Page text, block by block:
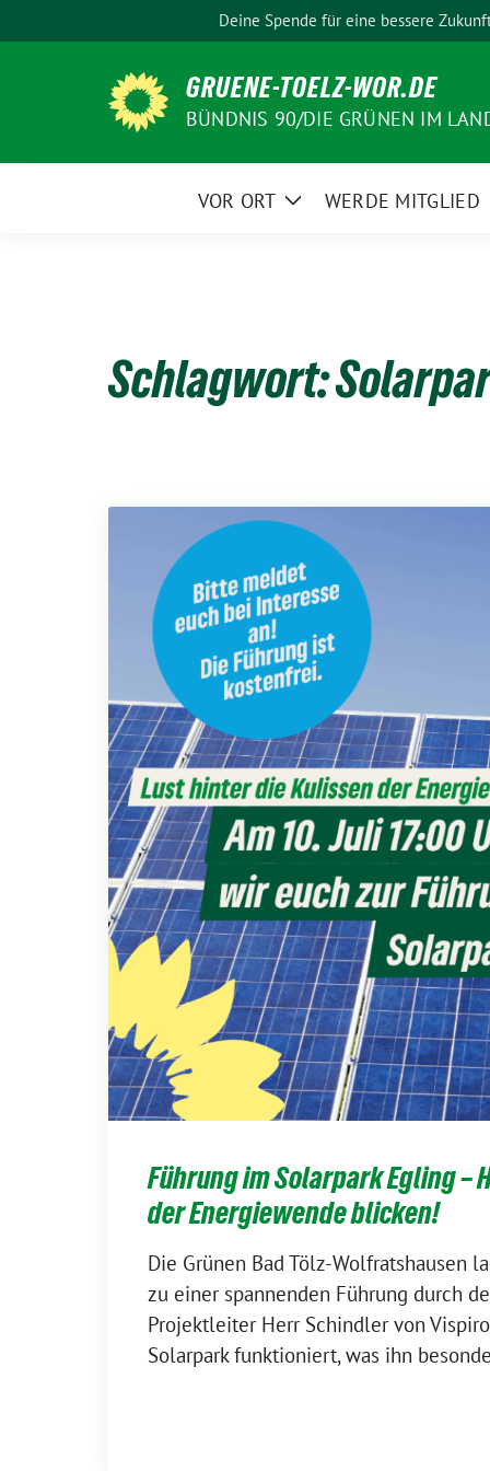
zum
Deine Spende für eine bessere
GRUENE-TOELZ-WOR.DE
BÜNDNIS 90/DIE GRÜNEN IM
VOR ORT
ZeigeWERDE MITGLIED
Schlagwort:
Führung im Solarpark Egling –
der Energiewende blicken!
Die Grünen Bad Tölz-Wolfratshausen
zu einer spannenden Führung durch
Projektleiter Herr Schindler von
Solarpark funktioniert, was ihn